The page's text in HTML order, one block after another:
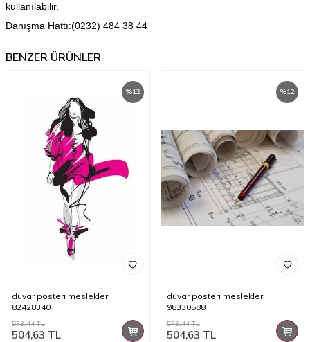
kullanılabilir.
Danışma Hattı:(0232) 484 38 44
BENZER ÜRÜNLER
%12
duvar posteri meslekler
82428340
573,44TL
504,63 TL
%12
duvar posteri meslekler
98330588
573,44TL
504,63 TL